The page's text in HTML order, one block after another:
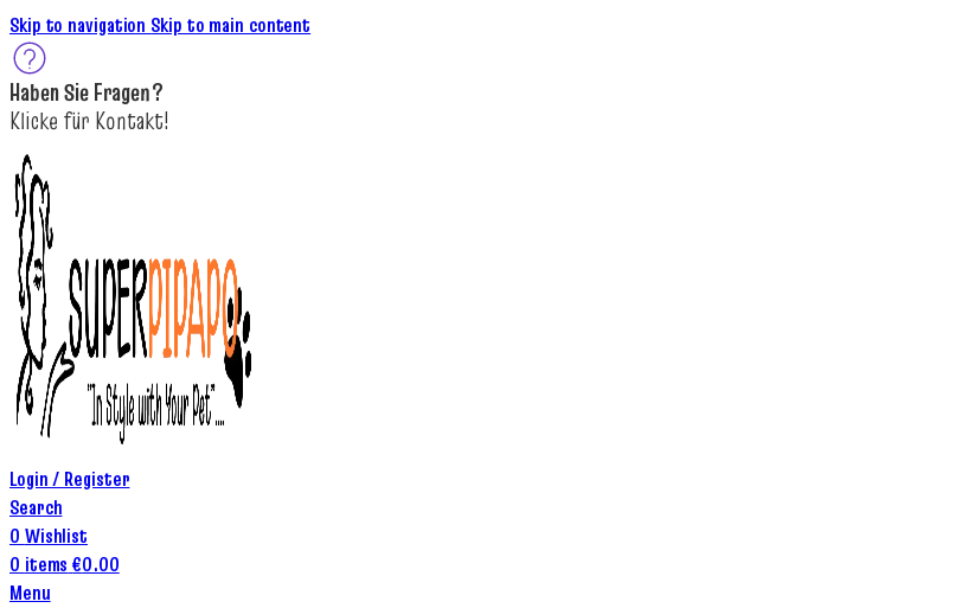
Skip to navigation Skip to main content
Haben SieFragen?
Klicke für Kontakt!
Login / Register
Search
0 Wishlist
0 items €0.00
Menu